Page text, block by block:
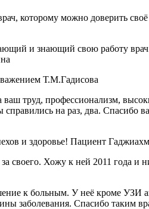
которому можно доверить своё
и знающий свою работу
Т.М.Гадисова
труд, профессионализм,
на раз, два. Спасибо
и здоровье! Пациент
своего. Хожу к ней 2011 года и
к больным. У неё кроме УЗИ
заболевания. Спасибо таким